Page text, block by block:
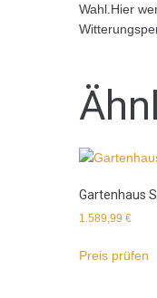
Wahl.Hier
Gartenhaus
1.589,99 €
Preis prüfen